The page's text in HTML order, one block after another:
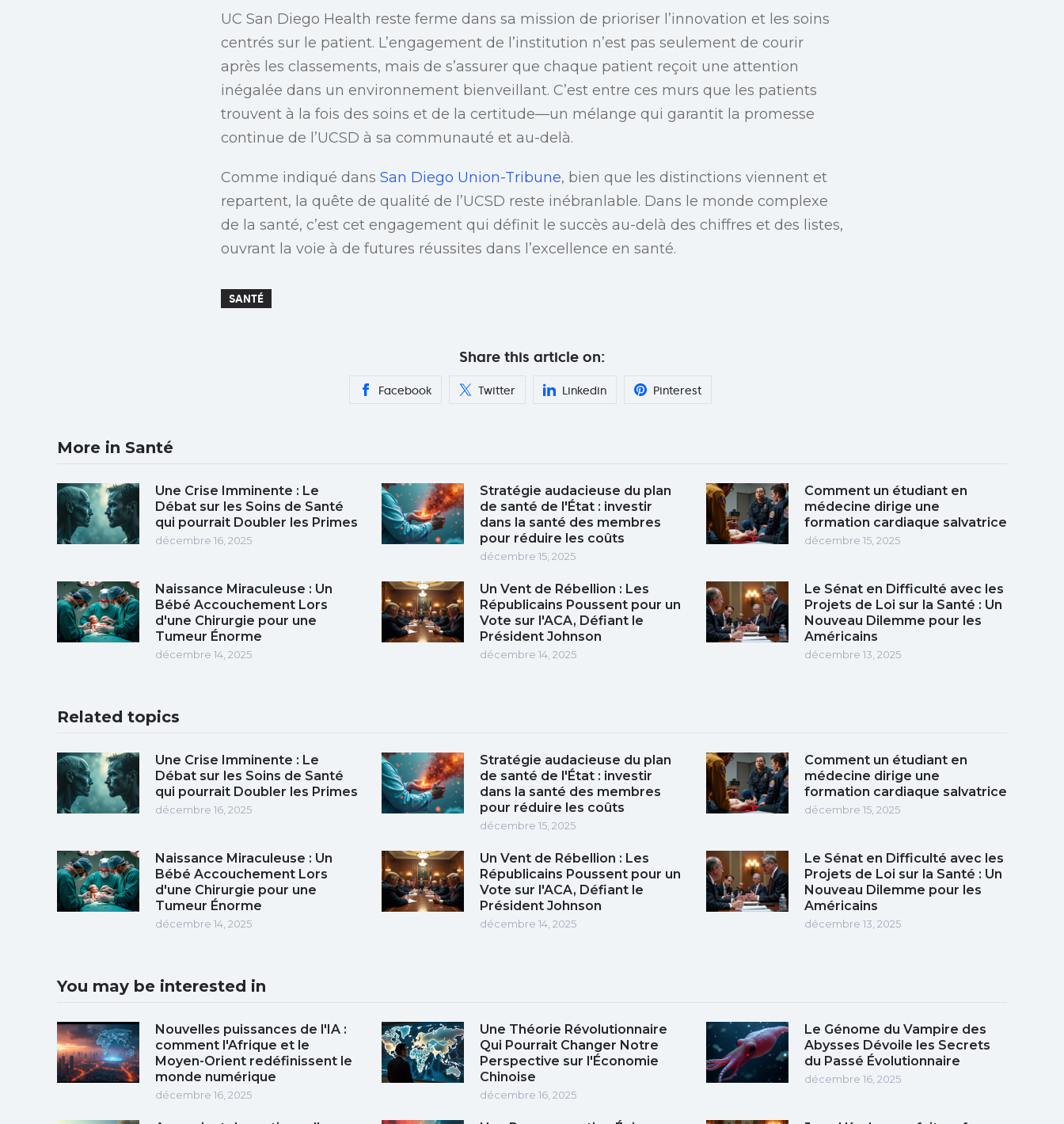
UC San Diego Health reste ferme dans sa mission de prioriser l’innovation et les soins
centrés sur le patient. L’engagement de l’institution n’est pas seulement de courir
après les classements, mais de s’assurer que chaque patient reçoit une attention
inégalée dans un environnement bienveillant. C’est entre ces murs que les patients
trouvent à la fois des soins et de la certitude—un mélange qui garantit la promesse
continue de l’UCSD à sa communauté et au-delà.
Comme indiqué dans San Diego Union-Tribune, bien que les distinctions viennent et
repartent, la quête de qualité de l’UCSD reste inébranlable. Dans le monde complexe
de la santé, c’est cet engagement qui définit le succès au-delà des chiffres et des listes,
ouvrant la voie à de futures réussites dans l’excellence en santé.
SANTÉ
Share this article on:
Facebook Twitter Linkedin Pinterest
More in Santé
Une Crise Imminente : Le
Débat sur les Soins de Santé
qui pourrait Doubler les Primes
décembre 16, 2025
Stratégie audacieuse du plan
de santé de l'État : investir
dans la santé des membres
pour réduire les coûts
décembre 15, 2025
Comment un étudiant en
médecine dirige une
formation cardiaque salvatrice
décembre 15, 2025
Naissance Miraculeuse : Un
Bébé Accouchement Lors
d'une Chirurgie pour une
Tumeur Énorme
décembre 14, 2025
Un Vent de Rébellion : Les
Républicains Poussent pour un
Vote sur l'ACA, Défiant le
Président Johnson
décembre 14, 2025
Le Sénat en Difficulté avec les
Projets de Loi sur la Santé : Un
Nouveau Dilemme pour les
Américains
décembre 13, 2025
Related topics
Une Crise Imminente : Le
Débat sur les Soins de Santé
qui pourrait Doubler les Primes
décembre 16, 2025
Stratégie audacieuse du plan
de santé de l'État : investir
dans la santé des membres
pour réduire les coûts
décembre 15, 2025
Comment un étudiant en
médecine dirige une
formation cardiaque salvatrice
décembre 15, 2025
Naissance Miraculeuse : Un
Bébé Accouchement Lors
d'une Chirurgie pour une
Tumeur Énorme
décembre 14, 2025
Un Vent de Rébellion : Les
Républicains Poussent pour un
Vote sur l'ACA, Défiant le
Président Johnson
décembre 14, 2025
Le Sénat en Difficulté avec les
Projets de Loi sur la Santé : Un
Nouveau Dilemme pour les
Américains
décembre 13, 2025
You may be interested in
Nouvelles puissances de l'IA :
comment l'Afrique et le
Moyen-Orient redéfinissent le
monde numérique
décembre 16, 2025
Une Théorie Révolutionnaire
Qui Pourrait Changer Notre
Perspective sur l'Économie
Chinoise
décembre 16, 2025
Le Génome du Vampire des
Abysses Dévoile les Secrets
du Passé Évolutionnaire
décembre 16, 2025